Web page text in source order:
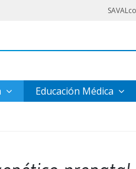
Educación Médica